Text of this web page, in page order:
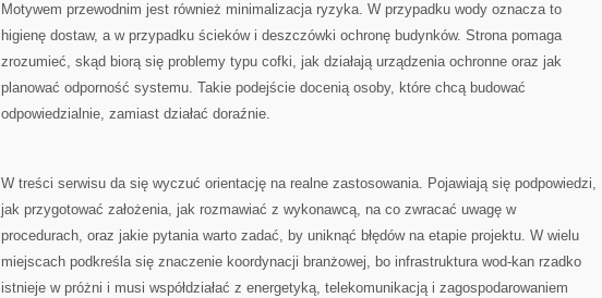
Motywem przewodnim jest również minimalizacja ryzyka. W przypadku wody oznacza to
higienę dostaw, a w przypadku ścieków i deszczówki ochronę budynków. Strona pomaga
zrozumieć, skąd biorą się problemy typu cofki, jak działają urządzenia ochronne oraz jak
planować odporność systemu. Takie podejście docenią osoby, które chcą budować
odpowiedzialnie, zamiast działać doraźnie.
W treści serwisu da się wyczuć orientację na realne zastosowania. Pojawiają się podpowiedzi,
jak przygotować założenia, jak rozmawiać z wykonawcą, na co zwracać uwagę w
procedurach, oraz jakie pytania warto zadać, by uniknąć błędów na etapie projektu. W wielu
miejscach podkreśla się znaczenie koordynacji branżowej, bo infrastruktura wod-kan rzadko
istnieje w próżni i musi współdziałać z energetyką, telekomunikacją i zagospodarowaniem